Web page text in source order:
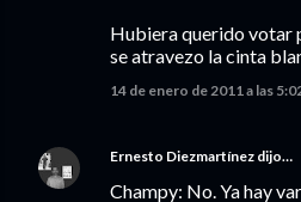
Hubiera querido votar
se atravezo la cinta
14 de enero de 2011 a las
Ernesto Diezmartínez dijo…
Champy: No. Ya hay